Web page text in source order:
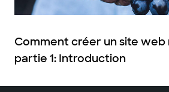
Comment créer un site web
partie 1: Introduction